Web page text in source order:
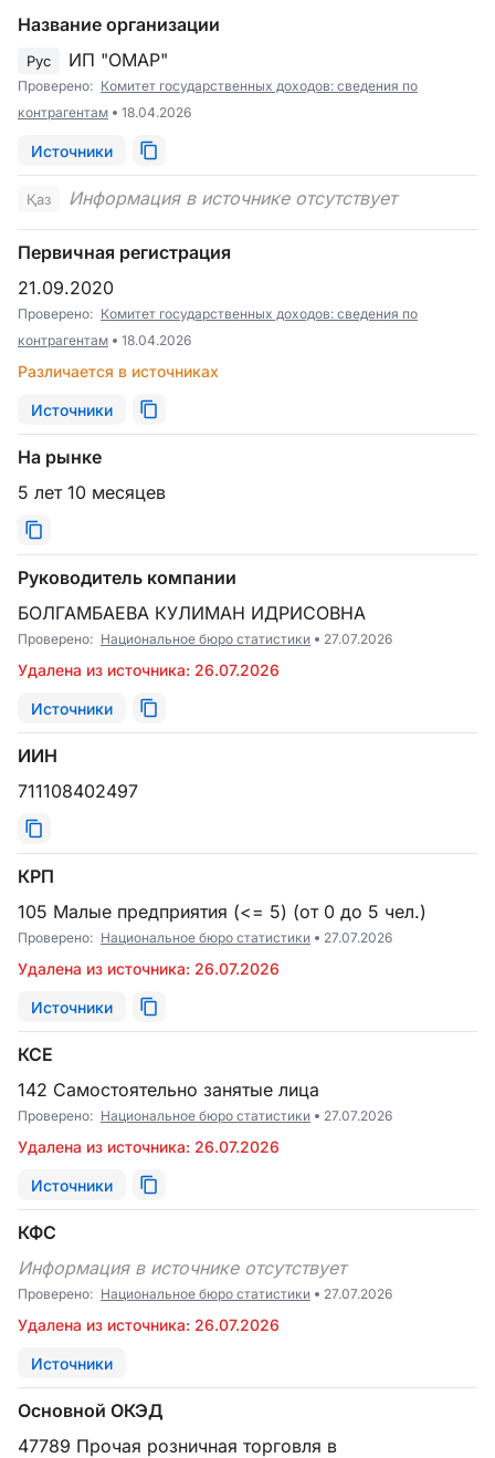
Название организации
Рус ИП "ОМАР"
Проверено: Комитет государственных доходов: сведения по
контрагентам
18.04.2026
Источники
Қаз Информация в источнике отсутствует
Первичная регистрация
21.09.2020
Проверено: Комитет государственных доходов: сведения по
контрагентам
18.04.2026
Различается в источниках
Источники
На рынке
5 лет 10 месяцев
Руководитель компании
БОЛГАМБАЕВА КУЛИМАН ИДРИСОВНА
Проверено: Национальное бюро статистики 27.07.2026
Удалена из источника: 26.07.2026
Источники
ИИН
711108402497
КРП
105 Малые предприятия (<= 5) (от 0 до 5 чел.)
Проверено: Национальное бюро статистики 27.07.2026
Удалена из источника: 26.07.2026
Источники
КСЕ
142 Самостоятельно занятые лица
Проверено: Национальное бюро статистики 27.07.2026
Удалена из источника: 26.07.2026
Источники
КФС
Информация в источнике отсутствует
Проверено: Национальное бюро статистики 27.07.2026
Удалена из источника: 26.07.2026
Источники
Основной ОКЭД
47789 Прочая розничная торговля в